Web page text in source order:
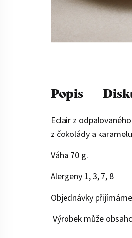
Popis
Eclair z
z čokolády a
Váha 70 g.
Alergeny 1, 3, 7, 8
Objednávky
Výrobek může